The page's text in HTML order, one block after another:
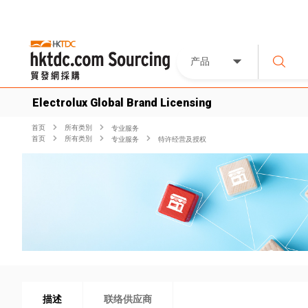
产品
Electrolux Global Brand Licensing
首页 所有类別
专业服务
首页
所有类別 专业服务 特许经营及授权
描述 联络供应商